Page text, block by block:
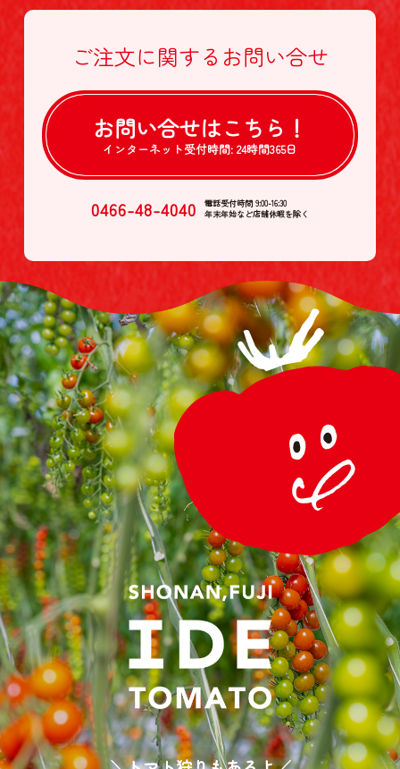
ご注文に関する お問い合せ
お問い合せはこちら！
インターネット受付時間: 24時間365日
0466-48-4040
電話受付時間 9:00-16:30
年末年始など店舗休暇を除く